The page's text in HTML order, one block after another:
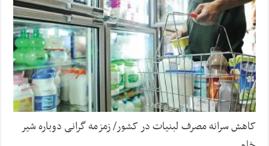
کاهش سرانه مصرف لبنیات در کشور/ زمزمه گرانی دوباره شیر